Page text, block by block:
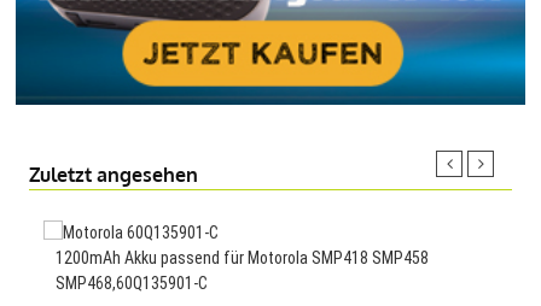
Zuletzt angesehen
1200mAh Akku passend für Motorola SMP418 SMP458
SMP468,60Q135901-C